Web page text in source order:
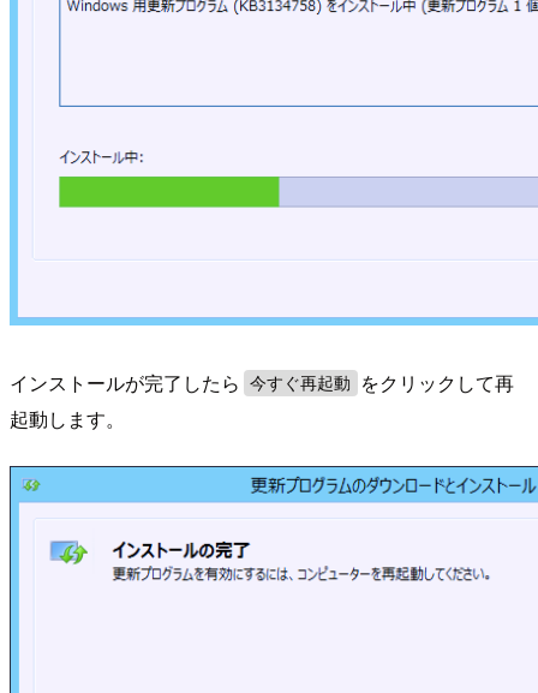
インストールが完了したら 今すぐ再起動
をクリックして再
起動します。